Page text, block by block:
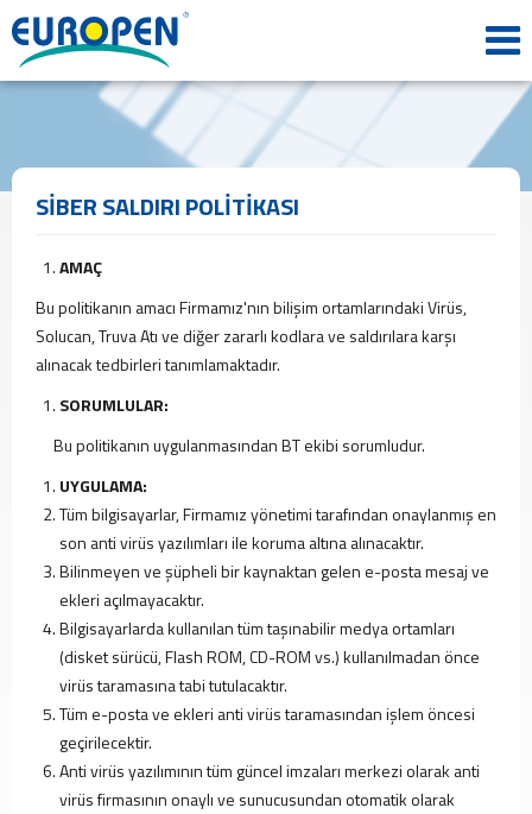
ANA
SAYFA
Misyon
&
Vizyon
Kalite
Belgeleri
İş
Başvuru
ÜRÜNLER
Profil
Panel
PVC
Pencereler
Buzdolabı
Camları
Fırın
Camları
Mobilya
Camları
SİBER SALDIRI POLİTİKASI
AMAÇ
Bu politikanın amacı Firmamız'nın bilişim ortamlarındaki Virüs,
Solucan, Truva Atı ve diğer zararlı kodlara ve saldırılara karşı
alınacak tedbirleri tanımlamaktadır.
SORUMLULAR:
Bu politikanın uygulanmasından BT ekibi sorumludur.
UYGULAMA:
Tüm bilgisayarlar, Firmamız yönetimi tarafından onaylanmış en
son anti virüs yazılımları ile koruma altına alınacaktır.
Bilinmeyen ve şüpheli bir kaynaktan gelen e-posta mesaj ve
ekleri açılmayacaktır.
Bilgisayarlarda kullanılan tüm taşınabilir medya ortamları
(disket sürücü, Flash ROM, CD-ROM vs.) kullanılmadan önce
virüs taramasına tabi tutulacaktır.
Tüm e-posta ve ekleri anti virüs taramasından işlem öncesi
geçirilecektir.
Anti virüs yazılımının tüm güncel imzaları merkezi olarak anti
virüs firmasının onaylı ve sunucusundan otomatik olarak